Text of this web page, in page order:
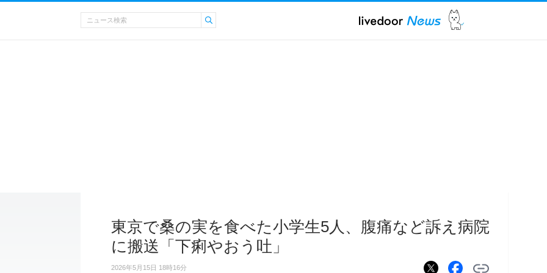
東京で桑の実を食べた小学生5人、腹痛など訴え病院
に搬送「下痢やおう吐」
2026年5月15日 18時16分